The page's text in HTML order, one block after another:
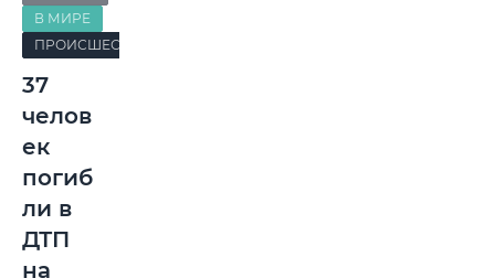
В МИРЕ
ПРОИСШЕСТВИЯ
37
челов
ек
погиб
ли в
ДТП
на